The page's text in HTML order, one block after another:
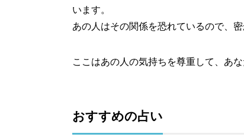
います。
あの人はその関係を恐れているので、
ここはあの人の気持ちを尊重して、あ
おすすめの占い